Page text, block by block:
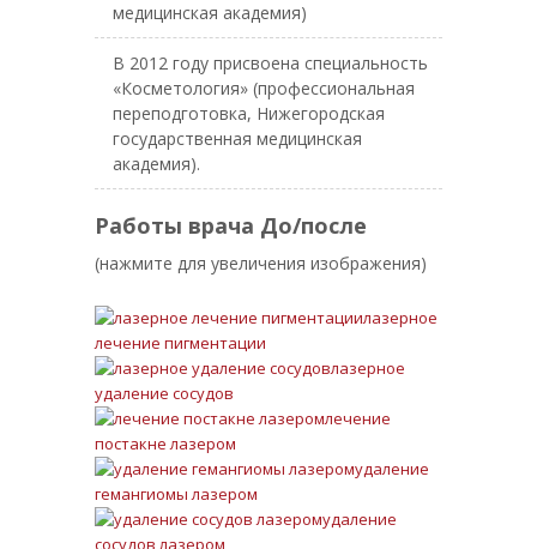
медицинская академия)
В 2012 году присвоена специальность
«Косметология» (профессиональная
переподготовка, Нижегородская
государственная медицинская
академия).
Работы врача До/после
(нажмите для увеличения изображения)
лазерное
лечение пигментации
лазерное
удаление сосудов
лечение
постакне лазером
удаление
гемангиомы лазером
удаление
сосудов лазером